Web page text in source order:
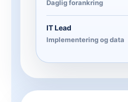
Daglig forankring
IT Lead
Implementering og data